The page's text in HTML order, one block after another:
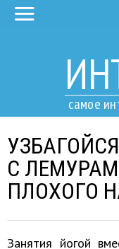
самое
С
ПЛОХОГО
Занятия йогой